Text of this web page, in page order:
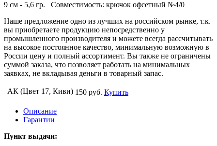
9 см - 5,6 гр. Совместимость: крючок офсетный №4/0
Наше предложение одно из лучших на российском рынке, т.к.
вы приобретаете продукцию непосредственно у
промышленного производителя и можете всегда рассчитывать
на высокое постоянное качество, минимальную возможную в
России цену и полный ассортимент. Вы также не ограничены
суммой заказа, что позволяет работать на минимальных
заявках, не вкладывая деньги в товарный запас.
АК (Цвет 17, Киви) 150 руб. Купить
Описание
Гарантии
Пункт выдачи: